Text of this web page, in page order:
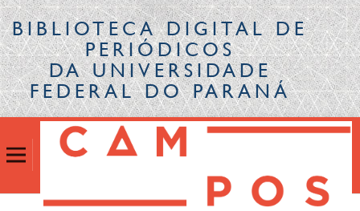
Legislação
Canais
BIBLIOTECA DIGITALDE
PERIÓDICOS
DA UNIVERSIDADE
FEDERAL DO PARANÁ